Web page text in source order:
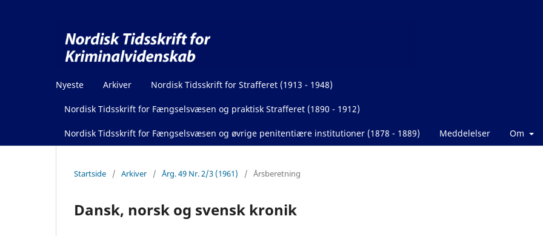
Nyeste Arkiver Nordisk Tidsskrift for Strafferet (1913 - 1948)
Nordisk Tidsskrift for Fængselsvæsen og praktisk Strafferet (1890 - 1912)
Nordisk Tidsskrift for Fængselsvæsen og øvrige penitentiære institutioner (1878 - 1889) Meddelelser Om
Startside / Arkiver / Årg. 49 Nr. 2/3 (1961) / Årsberetning
Dansk, norsk og svensk kronik